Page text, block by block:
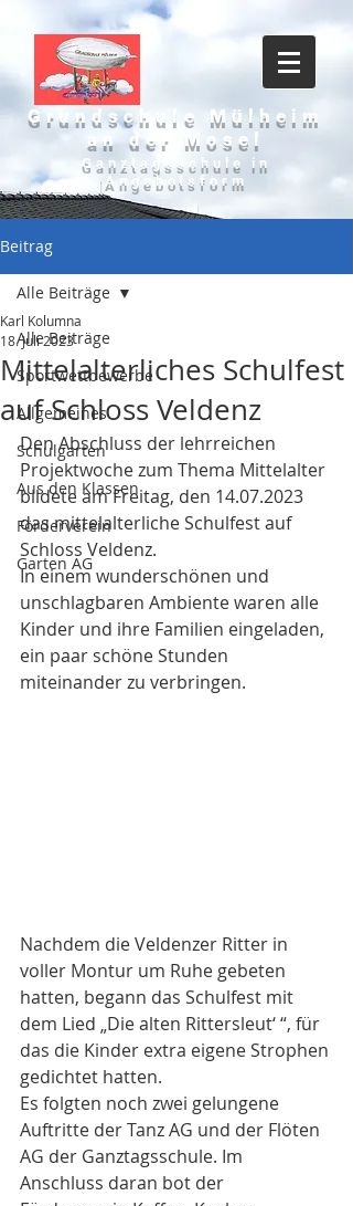
Grundschule Mülheim
an der Mosel
Ganztagsschule in
Angebotsform
Beitrag
Alle Beiträge
Sportwettbewerbe
Allgemeines
Schulgarten
Aus den Klassen
Förderverein
Garten AG
Alle Beiträge
Mittelalterliches Schulfest
auf Schloss Veldenz
Karl Kolumna
18. Juli 2023
Den Abschluss der lehrreichen
Projektwoche zum Thema Mittelalter
bildete am Freitag, den 14.07.2023
das mittelalterliche Schulfest auf
Schloss Veldenz.
In einem wunderschönen und
unschlagbaren Ambiente waren alle
Kinder und ihre Familien eingeladen,
ein paar schöne Stunden
miteinander zu verbringen.
Nachdem die Veldenzer Ritter in
voller Montur um Ruhe gebeten
hatten, begann das Schulfest mit
dem Lied „Die alten Rittersleut‘ “, für
das die Kinder extra eigene Strophen
gedichtet hatten.
Es folgten noch zwei gelungene
Auftritte der Tanz AG und der Flöten
AG der Ganztagsschule. Im
Anschluss daran bot der